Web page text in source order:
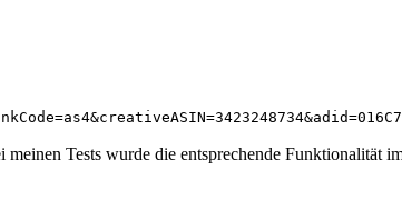
Tests wurde die entsprechende Funktionalität